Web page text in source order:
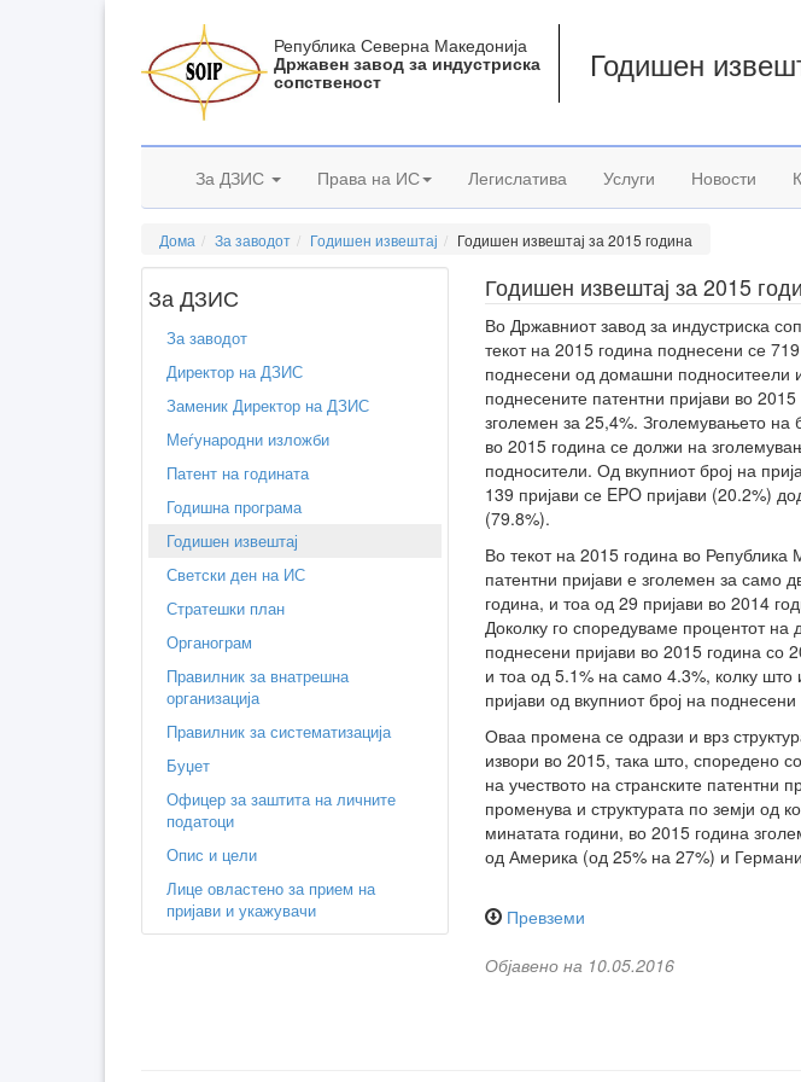
Република Северна Македонија
Државен завод за индустриска
сопственост Годишен
За ДЗИС Права на ИС Легислатива Услуги Новости
Дома За заводот Годишен извештај Годишен извештај за 2015 година
За ДЗИС
За заводот
Директор на ДЗИС
Заменик Директор на ДЗИС
Меѓународни изложби
Патент на годината
Годишна програма
Годишен извештај
Светски ден на ИС
Стратешки план
Органограм
Правилник за внатрешна
организација
Правилник за систематизација
Буџет
Офицер за заштита на личните
податоци
Опис и цели
Лице овластено за прием на
пријави и укажувачи
Годишен извештај за 2015
Во Државниот завод за индустриска
текот на 2015 година поднесени се
поднесени од домашни подноситеели
поднесените патентни пријави во
зголемен за 25,4%. Зголемувањето на
во 2015 година се должи на
подносители. Од вкупниот број на
139 пријави се EPO пријави (20.2%)
(79.8%).
Во текот на 2015 година во
патентни пријави е зголемен за само
година, и тоа од 29 пријави во 2014
Доколку го споредуваме процентот на
поднесени пријави во 2015 година со
и тоа од 5.1% на само 4.3%, колку
пријави од вкупниот број на
Оваа промена се одрази и врз
извори во 2015, така што, споредено
на учеството на странските патентни
променува и структурата по земји од
минатата години, во 2015 година
од Америка (од 25% на 27%) и
Превземи
Објавено на 10.05.2016